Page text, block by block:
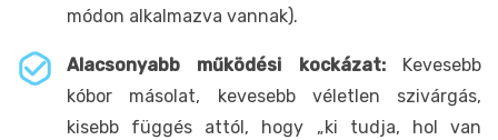
módon alkalmazva vannak).
Alacsonyabb működési kockázat:Kevesebb
kóbor másolat, kevesebb véletlen szivárgás,
kisebb függés attól, hogy „ki tudja, hol van